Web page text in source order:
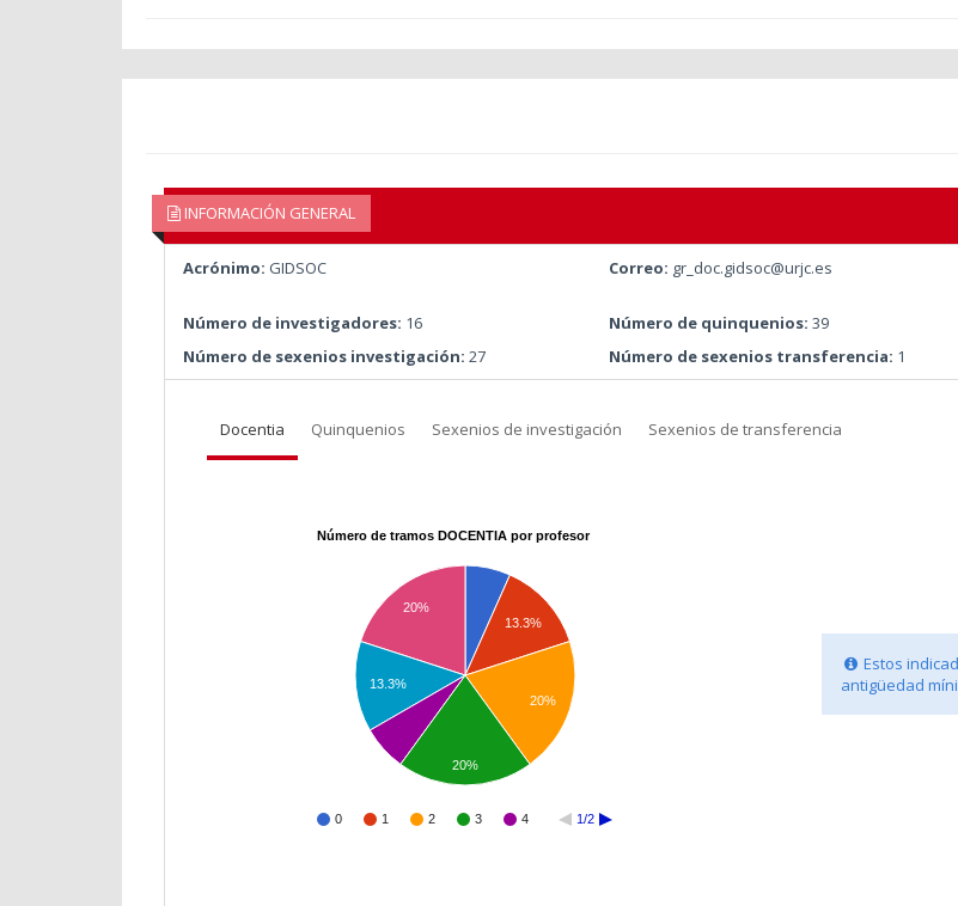
INFORMACIÓN GENERAL
Acrónimo: GIDSOC Correo: gr_doc.gidsoc@urjc.es
Número de investigadores: 16 Número de quinquenios: 39
Número de sexenios investigación: 27 Número de sexenios transferencia: 1
Docentia Quinquenios Sexenios de investigación Sexenios de transferencia
Número de tramos DOCENTIA por profesor
0 1 2 3 4 1/2
13.3%
20%
20%
13.3%
20%
Estos
antigüedad